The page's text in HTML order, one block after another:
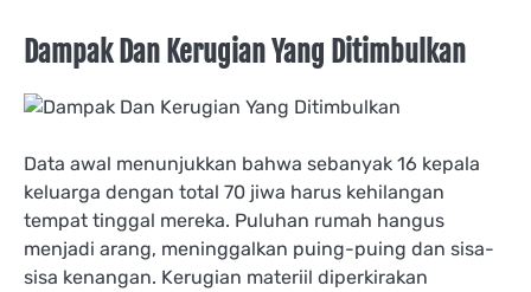
Dampak Dan Kerugian Yang Ditimbulkan
Data awal menunjukkan bahwa sebanyak 16 kepala
keluarga dengan total 70 jiwa harus kehilangan
tempat tinggal mereka. Puluhan rumah hangus
menjadi arang, meninggalkan puing-puing dan sisa-
sisa kenangan. Kerugian materiil diperkirakan